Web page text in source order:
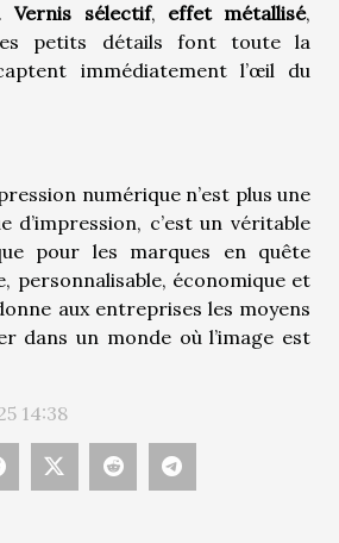
Vernis sélectif, effet métallisé,
petits détails font toute la
immédiatement l’œil du
numérique n’est plus une
d’impression, c’est un véritable
pour les marques en quête
personnalisable, économique et
aux entreprises les moyens
dans un monde où l’image est
14:38